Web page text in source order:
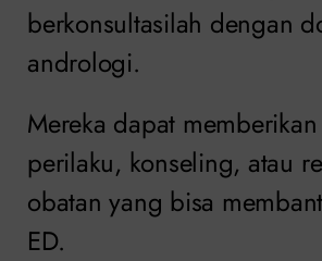
berkonsultasilah dengan
andrologi.
Mereka dapat
perilaku, konseling, atau
obatan yang bisa
ED.